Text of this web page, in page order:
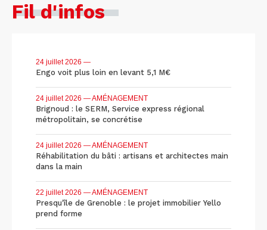
Fil d'infos
24 juillet 2026 —
Engo voit plus loin en levant 5,1 M€
24 juillet 2026 — AMÉNAGEMENT
Brignoud : le SERM, Service express régional
métropolitain, se concrétise
24 juillet 2026 — AMÉNAGEMENT
Réhabilitation du bâti : artisans et architectes main
dans la main
22 juillet 2026 — AMÉNAGEMENT
Presqu'île de Grenoble : le projet immobilier Yello
prend forme